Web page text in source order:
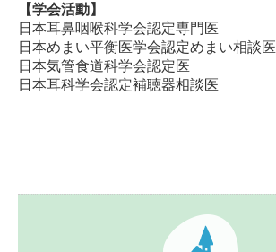
【学会活動】
日本耳鼻咽喉科学会認定専門医
日本めまい平衡医学会認定めまい相談医
日本気管食道科学会認定医
日本耳科学会認定補聴器相談医